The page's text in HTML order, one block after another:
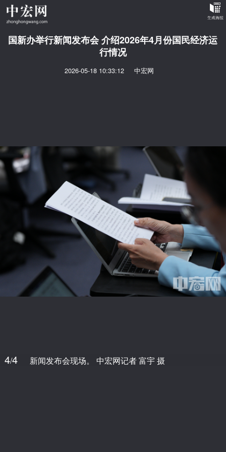
国新办举行新闻发布会 介绍2026年4月份国民经济运
行情况
2026-05-18 10:33:12 中宏网
4/4 新闻发布会现场。 中宏网记者 富宇 摄